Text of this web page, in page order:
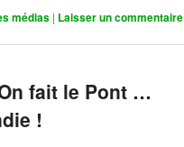
médias | Laisser un commentaire
fait le Pont …
!